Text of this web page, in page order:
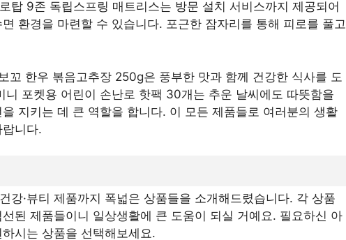
탑 9존 독립스프링 매트리스는 방문 설치 서비스까지 제공되어
환경을 마련할 수 있습니다. 포근한 잠자리를 통해 피로를 풀고
꼬 한우 볶음고추장 250g은 풍부한 맛과 함께 건강한 식사를 도
니 포켓용 어린이 손난로 핫팩 30개는 추운 날씨에도 따뜻함을
지키는 데 큰 역할을 합니다. 이 모든 제품들로 여러분의 생활
니다.
강·뷰티 제품까지 폭넓은 상품들을 소개해드렸습니다. 각 상품
된 제품들이니 일상생활에 큰 도움이 되실 거예요. 필요하신 아
시는 상품을 선택해보세요.